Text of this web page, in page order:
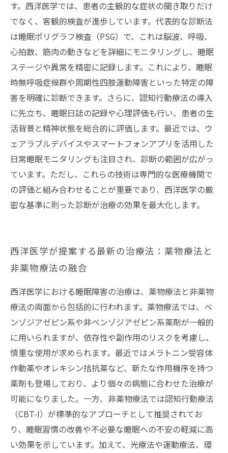
す。西洋医学では、患者の主観的な症状の聞き取りだけ
でなく、客観的検査が進歩しています。代表的な診断法
は睡眠ポリグラフ検査（PSG）で、これは脳波、呼吸、
心拍数、筋肉の動きなどを詳細にモニタリングし、睡眠
ステージや異常を精密に記録します。これにより、睡眠
時無呼吸症候群や周期性四肢運動障害といった特定の障
害を明確に診断できます。さらに、認知行動療法の導入
に先立ち、睡眠日誌の記録や心理評価も行い、患者の生
活背景と精神状態を総合的に評価します。最近では、ウ
ェアラブルデバイスやスマートフォンアプリを活用した
日常睡眠モニタリングも注目され、診断の範囲が広がっ
ています。ただし、これらの技術は専門的な医療機関で
の評価と組み合わせることが重要であり、西洋医学の厳
密な基準に則った診断が治療の効果を最大化します。
西洋医学が提案する最新の治療法：薬物療法と
非薬物療法の融合
西洋医学における睡眠障害の治療は、薬物療法と非薬物
療法の両面から包括的に行われます。薬物療法では、ベ
ンゾジアゼピン系や非ベンゾジアゼピン系薬剤が一般的
に用いられますが、依存性や副作用のリスクを考慮し、
慎重な使用が求められます。最近ではメラトニン受容体
作動薬やオレキシン拮抗薬など、新たな作用機序を持つ
薬剤も登場しており、より個々の病態に合わせた治療が
可能になりました。一方、非薬物療法では認知行動療法
（CBT-I）が標準的なアプローチとして推奨されてお
り、睡眠習慣の改善や不必要な睡眠への不安の軽減に高
い効果を示しています。加えて、光療法や運動療法、環